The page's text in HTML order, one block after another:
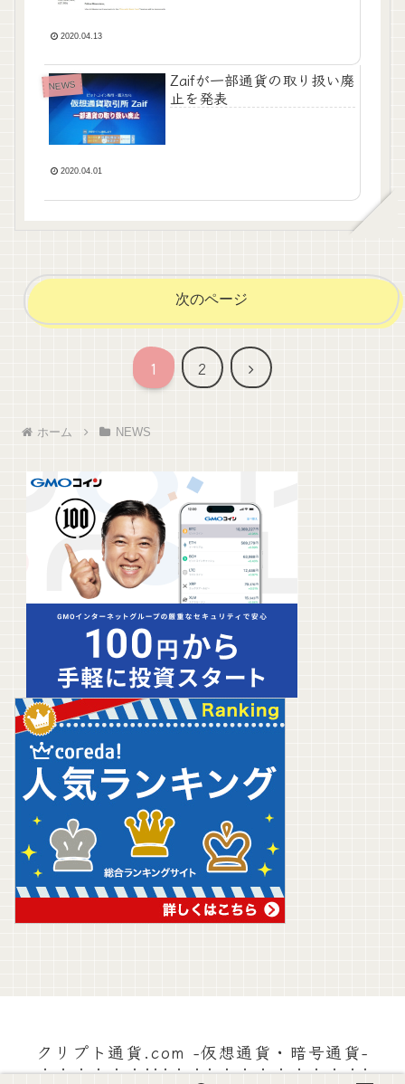
2020.04.13
NEWS
Zaifが一部通貨の取り扱い廃
止を発表
2020.04.01
次のページ
1 2
次
ホーム NEWS
クリプト通貨.com -仮想通貨・暗号通貨-